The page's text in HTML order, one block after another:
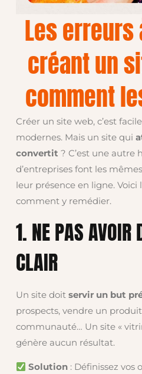
Les
créant un
comment
Créer un site web, c’est
modernes. Mais un site qui
convertit ? C’est une autre
d’entreprises font les
leur présence en ligne. Voici
comment y remédier.
1. NE PAS AVOIR
CLAIR
Un site doit servir un but
prospects, vendre un
communauté… Un site «
génère aucun résultat.
Solution: Définissez vos